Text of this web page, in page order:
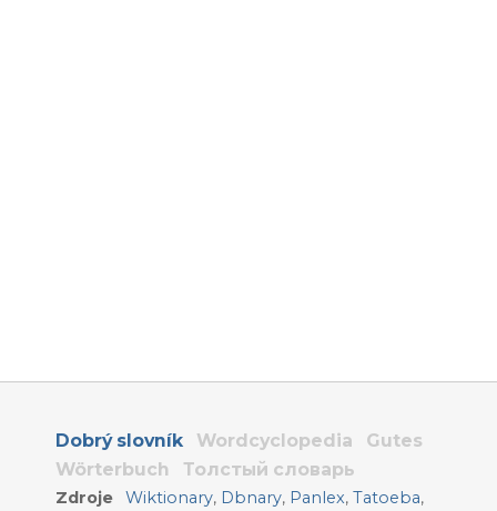
Dobrý slovník Wordcyclopedia
Gutes
Wörterbuch
Толстый словарь
Zdroje Wiktionary, Dbnary, Panlex,Tatoeba,